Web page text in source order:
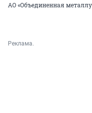
АО «Объединенная
Реклама.